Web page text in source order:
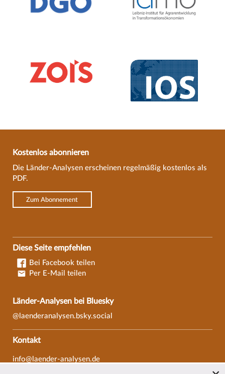
Kostenlos abonnieren
Die Länder-Analysen erscheinen regelmäßig kostenlos als
PDF.
Zum Abonnement
Diese Seite empfehlen
Bei Facebook teilen
Per E-Mail teilen
Länder-Analysen bei Bluesky
@laenderanalysen.bsky.social
Kontakt
info@laender-analysen.de